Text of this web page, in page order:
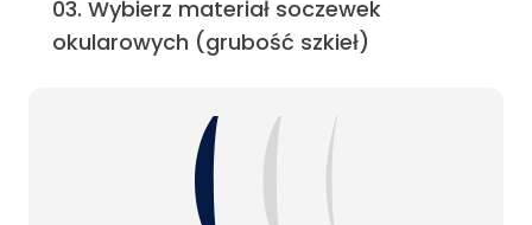
03. Wybierz materiał soczewek
okularowych (grubość szkieł)